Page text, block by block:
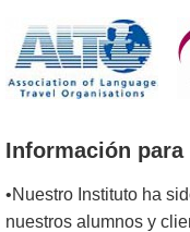
Información
•Nuestro Instituto ha
nuestros alumnos y